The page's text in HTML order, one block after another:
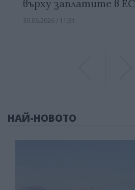
върху заплатите в ЕС
30.06.2026 / 11:31
НАЙ-НОВОТО